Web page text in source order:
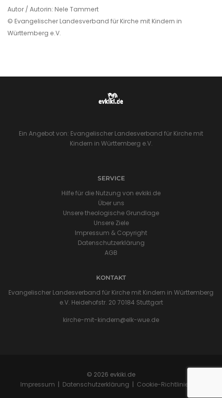
Autor / Autorin: Nele Tammert
© Evangelischer Landesverband für Kirche mit Kindern in
Württemberg e.V.
Ein Angebot von: Evangelischer Landesverband für Kirche mit
Kindern in Württemberg e.V.
SERVICE
Hilfe für die Nutzung von evkiki.de
Über uns
Unsere theologische Grundlage
Unsere Ziele
Impressum & Copyright
Datenschutzerklärung
AGB
KONTAKT
Evangelischer Landesverband für Kirche mit Kindern in Württemberg
e.V. Heidehofstr. 20 70184 Stuttgart
kirche-mit-kindern@elk-wue.de
© 2026 evkiki.de
Impressum | Datenschutzerklärung | Cookie-Richtlinie (EU)